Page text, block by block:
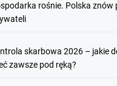
rośnie. Polska znów
skarbowa 2026 – jakie
zawsze pod ręką?